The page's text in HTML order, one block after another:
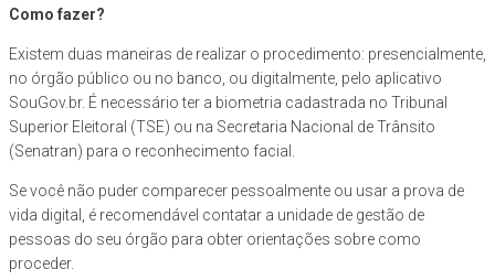
Como fazer?
Existem duas maneiras de realizar o procedimento: presencialmente,
no órgão público ou no banco, ou digitalmente, pelo aplicativo
SouGov.br. É necessário ter a biometria cadastrada no Tribunal
Superior Eleitoral (TSE) ou na Secretaria Nacional de Trânsito
(Senatran) para o reconhecimento facial.
Se você não puder comparecer pessoalmente ou usar a prova de
vida digital, é recomendável contatar a unidade de gestão de
pessoas do seu órgão para obter orientações sobre como
proceder.